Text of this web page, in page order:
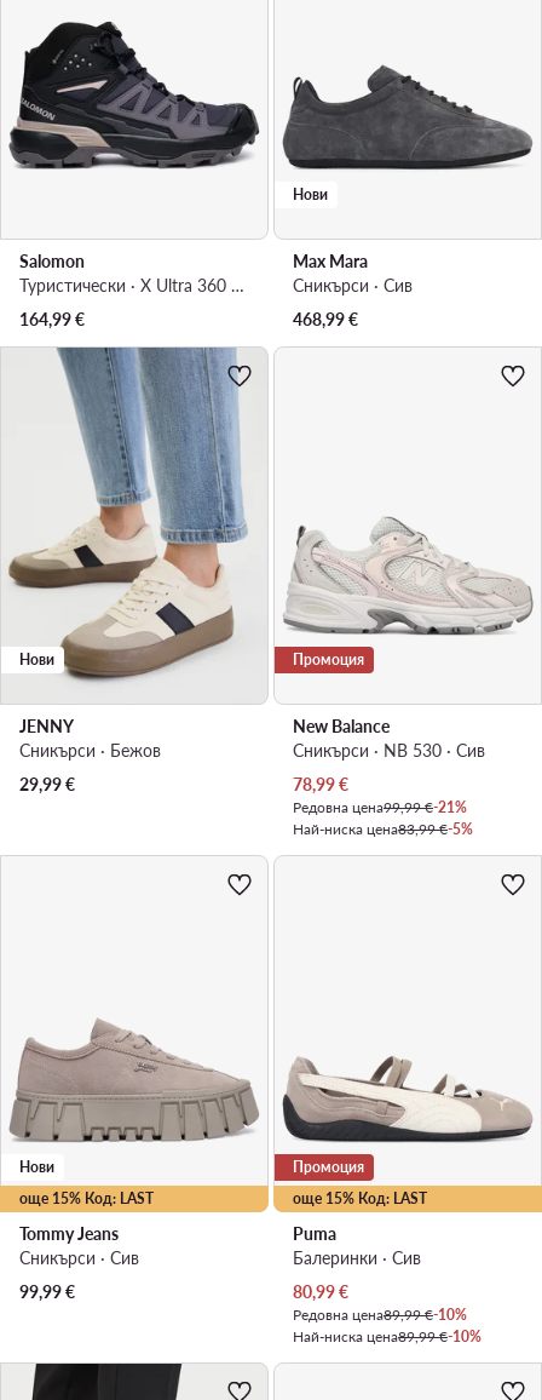
Salomon
Туристически · X Ultra 360 MID GTX L49101500 · Тъмносив
164,99€
Нови
Max Mara
Сникърси · Сив
468,99€
Нови
JENNY
Сникърси · Бежов
29,99€
Промоция
New Balance
Сникърси · NB 530 · Сив
Актуална цена
78,99€
Редовна цена99,99 €-21%
Най-ниска цена83,99 €-5%
още 15% Код: LAST
Нови
Tommy Jeans
Сникърси · Сив
99,99€
още 15% Код: LAST
Промоция
Puma
Балеринки · Сив
Актуална цена
80,99€
Редовна цена89,99 €-10%
Най-ниска цена89,99 €-10%